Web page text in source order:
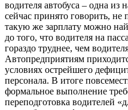
водителя автобуса – одна
сейчас принято говорить,
такую же зарплату можно
до того, что водителя на
гораздо труднее, чем
Автопредприятиям
условиях острейшего
персонала. В итоге
формальное выполнение
переподготовка водителей